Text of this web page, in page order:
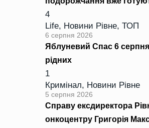
4
Life, Новини Рівне, ТОП
6 серпня 2026
Яблуневий Спас 6
рідних
1
Кримінал, Новини Рівне
5 серпня 2026
Справу ексдиректора
онкоцентру Григорія